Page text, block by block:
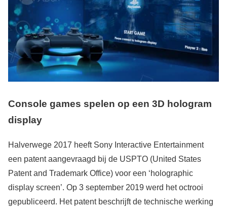
Console games spelen op een 3D hologram
display
Halverwege 2017 heeft Sony Interactive Entertainment
een patent aangevraagd bij de USPTO (United States
Patent and Trademark Office) voor een ‘holographic
display screen’. Op 3 september 2019 werd het octrooi
gepubliceerd. Het patent beschrijft de technische werking